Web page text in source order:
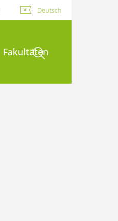
Deutsch
FakultätenSuche öffnen